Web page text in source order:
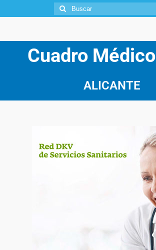
Cuadro Médico
ALICANTE